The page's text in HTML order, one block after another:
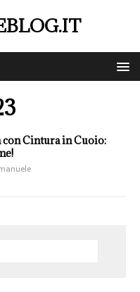
con Cintura in Cuoio: